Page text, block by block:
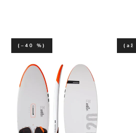
(–40 %) (až